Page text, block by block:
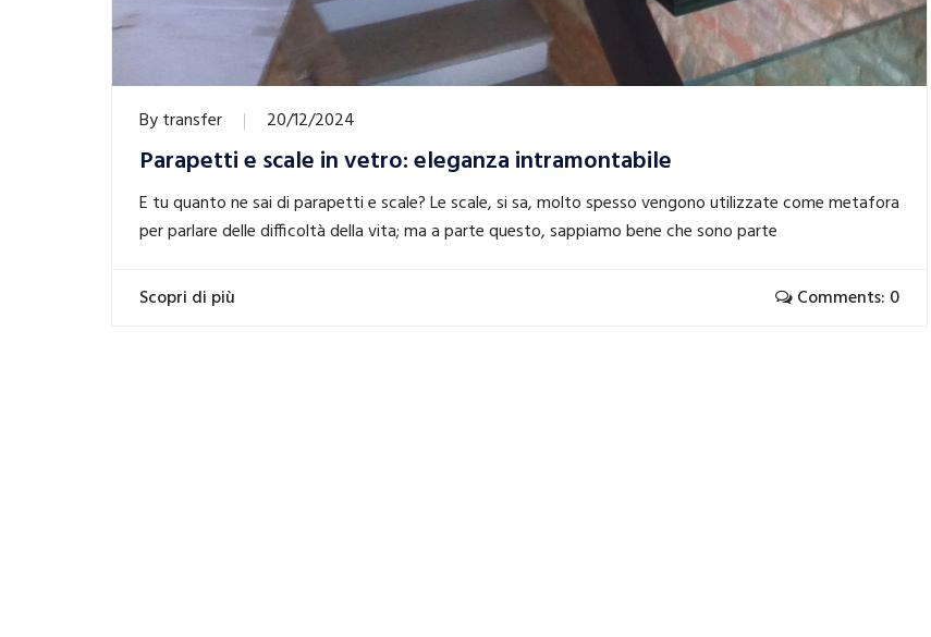
Bytransfer 20/12/2024
Parapetti e scale in vetro: eleganza intramontabile
E tu quanto ne sai di parapetti e scale? Le scale, si sa, molto spesso vengono utilizzate come metafora
per parlare delle difficoltà della vita; ma a parte questo, sappiamo bene che sono parte
Scopri di più Comments: 0